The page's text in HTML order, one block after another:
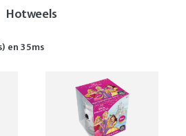
Hotweels
en35ms